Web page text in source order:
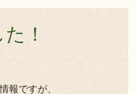
！
報ですが、